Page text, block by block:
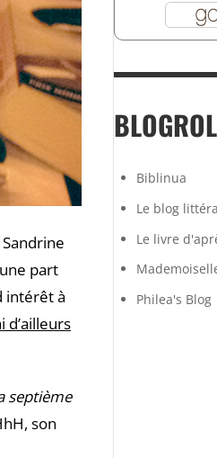
part
intérêt à
d’ailleurs
septième
son
Biblinua
Le blog
Le livre
Philea's Blog